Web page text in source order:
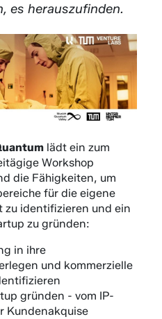
es herauszufinden.
lädt ein zum
Workshop
die Fähigkeiten, um
für die eigene
zu identifizieren und ein
zu gründen:
in ihre
und kommerzielle
gründen - vom IP-
Kundenakquise